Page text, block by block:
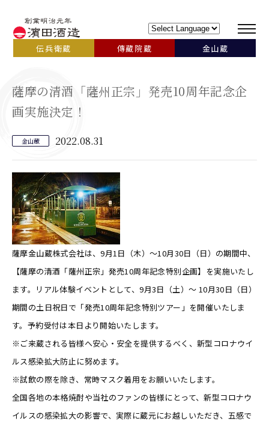
伝兵衛蔵 傳藏院蔵 金山蔵
薩摩の清酒「薩州正宗」発売10周年記念企
画実施決定！
金山蔵 2022.08.31
薩摩金山蔵株式会社は、9月1日（木）～10月30日（日）の期間中、
【薩摩の清酒「薩州正宗」発売10周年記念特別企画】を実施いたし
ます。リアル体験イベントとして、9月3日（土）～ 10月30日（日）
期間の土日祝日で「発売10周年記念特別ツアー」を開催いたしま
す。予約受付は本日より開始いたします。
※ご来蔵される皆様へ安心・安全を提供するべく、新型コロナウイ
ルス感染拡大防止に努めます。
※試飲の際を除き、常時マスク着用をお願いいたします。
全国各地の本格焼酎や当社のファンの皆様にとって、新型コロナウ
イルスの感染拡大の影響で、実際に蔵元にお越しいただき、五感で